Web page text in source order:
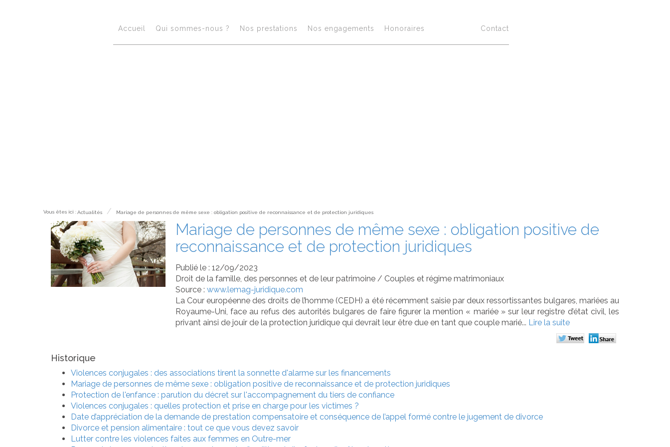
Accueil Qui sommes-nous ?​ Nos prestations​ Nos engagements Honoraires​ Contact
Vous êtes ici :Actualités Mariage de personnes de même sexe : obligation positive de reconnaissance et de protection juridiques
Mariage de personnes de même sexe : obligation positive de
reconnaissance et de protection juridiques
Publié le : 12/09/2023
Droit de la famille, des personnes et de leur patrimoine / Couples et régime matrimoniaux
Source : www.lemag-juridique.com
La Cour européenne des droits de l’homme (CEDH) a été récemment saisie par deux ressortissantes bulgares, mariées au
Royaume-Uni, face au refus des autorités bulgares de faire figurer la mention « mariée » sur leur registre d’état civil, les
privant ainsi de jouir de la protection juridique qui devrait leur être due en tant que couple marié... Lire la suite
Historique
Violences conjugales : des associations tirent la sonnette d'alarme sur les financements
Mariage de personnes de même sexe : obligation positive de reconnaissance et de protection juridiques
Protection de l'enfance : parution du décret sur l'accompagnement du tiers de confiance
Violences conjugales : quelles protection et prise en charge pour les victimes ?
Date d’appréciation de la demande de prestation compensatoire et conséquence de l’appel formé contre le jugement de divorce
Divorce et pension alimentaire : tout ce que vous devez savoir
Lutter contre les violences faites aux femmes en Outre-mer